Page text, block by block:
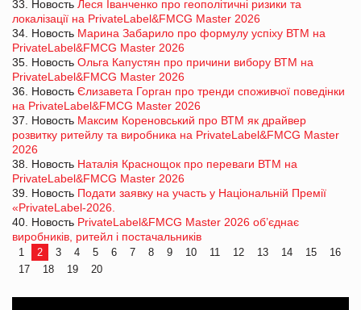
33. Новость Леся Іванченко про геополітичні ризики та
локалізації на PrivateLabel&FMCG Master 2026
34. Новость Марина Забарило про формулу успіху ВТМ на
PrivateLabel&FMCG Master 2026
35. Новость Ольга Капустян про причини вибору ВТМ на
PrivateLabel&FMCG Master 2026
36. Новость Єлизавета Горган про тренди споживчої поведінки
на PrivateLabel&FMCG Master 2026
37. Новость Максим Кореновський про ВТМ як драйвер
розвитку ритейлу та виробника на PrivateLabel&FMCG Master
2026
38. Новость Наталія Краснощок про переваги ВТМ на
PrivateLabel&FMCG Master 2026
39. Новость Подати заявку на участь у Національній Премії
«PrivateLabel-2026.
40. Новость PrivateLabel&FMCG Master 2026 об’єднає
виробників, ритейл і постачальників
1 2 3 4 5 6 7 8 9 10 11 12 13 14 15
16
17
18 19 20